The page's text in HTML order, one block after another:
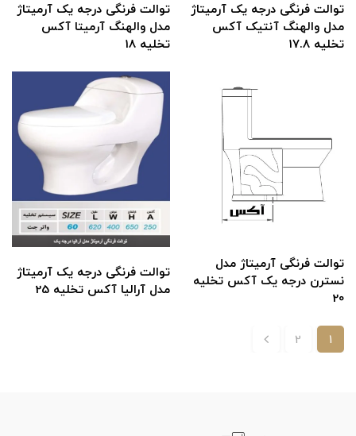
توالت فرنگی درجه یک آرمیتاژ
مدل والهنگ آنتیک آکس
تخلیه ۱۷.۸
توالت فرنگی درجه یک آرمیتاژ
مدل والهنگ آرمیتا آکس
تخلیه 18
توالت فرنگی آرمیتاژ مدل
نسترن درجه یک آکس تخلیه
20
توالت فرنگی درجه یک آرمیتاژ
مدل آرالیا آکس تخلیه 25
1
2